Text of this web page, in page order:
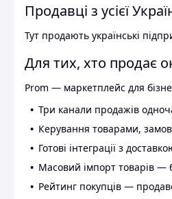
Продавці з усієї
Тут продають українські
Для тих, хто продає
Prom — маркетплейс для
Три канали продажів
Керування товарами,
Готові інтеграції з
Масовий імпорт товарів —
Рейтинг покупців —